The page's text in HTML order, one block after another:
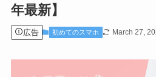
年最新】
広告 初めてのスマホ March 27,